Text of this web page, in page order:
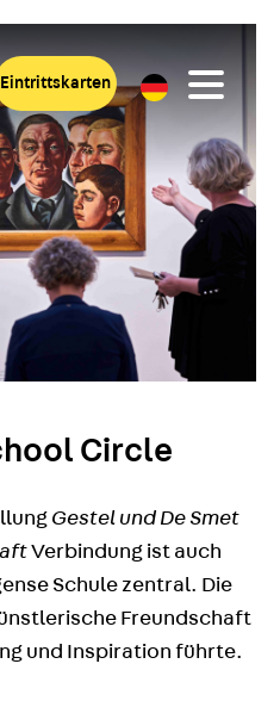
Eintrittskarten
Circle
Gestel und De Smet
Verbindung ist auch
Schule zentral. Die
Freundschaft
und Inspiration führte.